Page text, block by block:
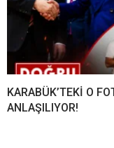
KARABÜK’TEKİ O
ANLAŞILIYOR!